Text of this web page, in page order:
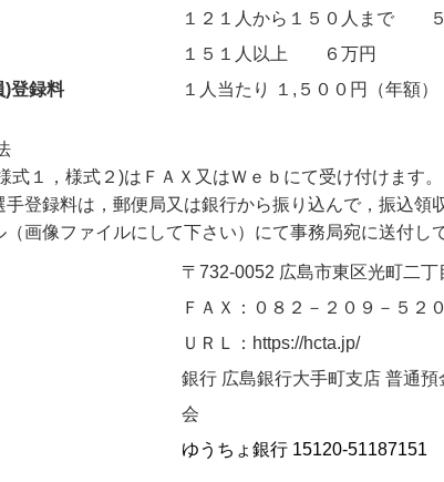
１２１人から１５０人まで
１５１人以上 ６万円
)登録料
１人当たり １,５００円（年額）
式１，様式２)はＦＡＸ又はＷｅｂにて受け付けます。
手登録料は，郵便局又は銀行から振り込んで，振込領
（画像ファイルにして下さい）にて事務局宛に送付し
〒732-0052 広島市東区光町二
ＦＡＸ：０８２－２０９－５２０
ＵＲＬ：https://hcta.jp/
銀行 広島銀行大手町支店 普通
会
ゆうちょ銀行 15120-51187151